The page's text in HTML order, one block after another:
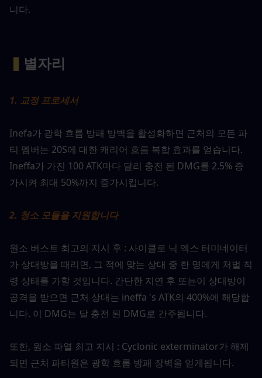
니다.
▍ 별자리
1. 교정 프로세서
Inefa가 광학 흐름 방패 방벽을 활성화하면 근처의 모든 파
티 멤버는 20S에 대한 캐리어 흐름 복합 효과를 얻습니다.
Ineffa가 가진 100 ATK마다 달리 충전 된 DMG를 2.5% 증
가시켜 최대 50%까지 증가시킵니다.
2. 청소 모듈을 지원합니다
원소 버스트 최고의 지시 후 : 사이클로 닉 엑스 터미네이터
가 상대방을 때리면, 그 적에 맞는 상대 중 한 명에게 처벌 칙
령 상태를 가할 것입니다. 간단한 지연 후 또는이 상대방이
공격을 받으면 근처 상대는 ineffa 's ATK의 400%에 해당합
니다. 이 DMG는 달 충전 된 DMG로 간주됩니다.
또한, 원소 파열 최고 지시 : Cyclonic exterminator가 해제
되면 근처 파티원은 광학 흐름 방패 장벽을 얻게됩니다.